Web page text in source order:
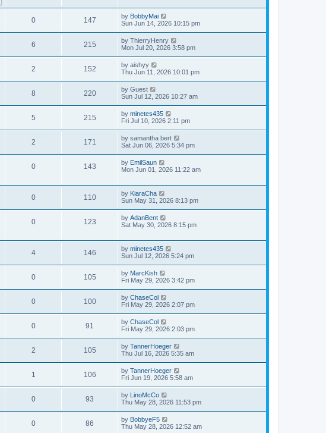
0 147 by BobbyMai
Sun Jun 14, 2026 10:15 pm
6 215 by ThierryHenry
Mon Jul 20, 2026 3:58 pm
2 152 by aishyy
Thu Jun 11, 2026 10:01 pm
8 220 by Guest
Sun Jul 12, 2026 10:27 am
5 215 by minetes435
Fri Jul 10, 2026 2:11 pm
2 171 by samantha bert
Sat Jun 06, 2026 5:34 pm
0 143 by EmilSaun
Mon Jun 01, 2026 11:22 am
0 110 by KiaraCha
Sun May 31, 2026 8:13 pm
0 123 by AdanBent
Sat May 30, 2026 8:15 pm
4 146 by minetes435
Sun Jul 12, 2026 5:24 pm
0 105 by MarcKish
Fri May 29, 2026 3:42 pm
0 100 by ChaseCol
Fri May 29, 2026 2:07 pm
0 91 by ChaseCol
Fri May 29, 2026 2:03 pm
2 105 by TannerHoeger
Thu Jul 16, 2026 5:35 am
1 106 by TannerHoeger
Fri Jun 19, 2026 5:58 am
0 93 by LinoMcCo
Thu May 28, 2026 11:53 pm
0 86 by BobbyeF5
Thu May 28, 2026 12:52 am